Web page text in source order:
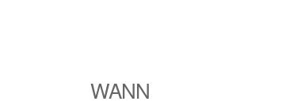
WANN